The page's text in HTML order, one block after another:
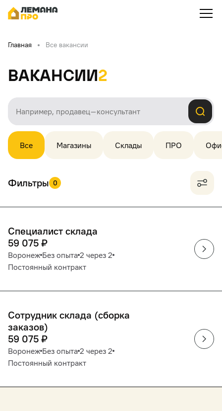
Главная Все вакансии
Вакансии2
Все Магазины Склады ПРО
Фильтры 0
Специалист склада
59 075 ₽
Воронеж Без опыта 2 через 2
Постоянный контракт
Сотрудник склада (сборка
заказов)
59 075 ₽
Воронеж Без опыта 2 через 2
Постоянный контракт